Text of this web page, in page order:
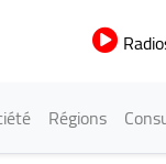
Régions